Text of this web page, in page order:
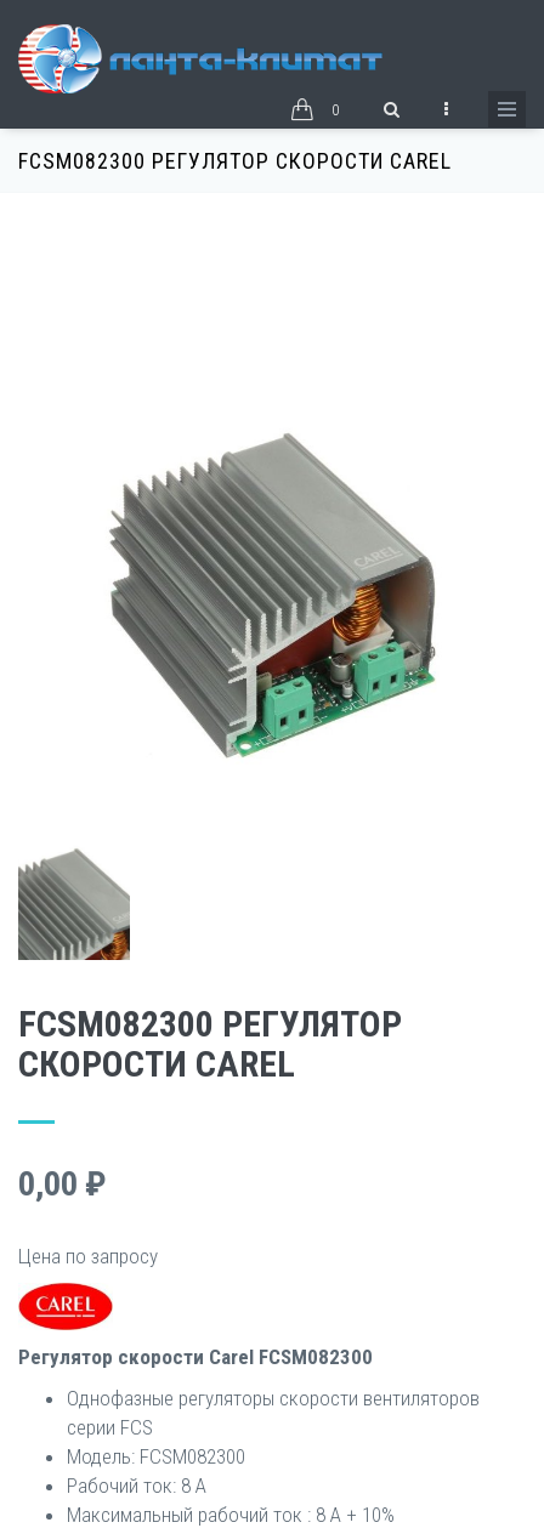
основному
0
FCSM082300 РЕГУЛЯТОР СКОРОСТИ CAREL
FCSM082300 РЕГУЛЯТОР
СКОРОСТИ CAREL
0,00 ₽
Цена по запросу
Регулятор скорости Carel FCSM082300
Однофазные регуляторы скорости вентиляторов
серии FCS
Модель: FCSM082300
Рабочий ток: 8 A
Максимальный рабочий ток : 8 A + 10%